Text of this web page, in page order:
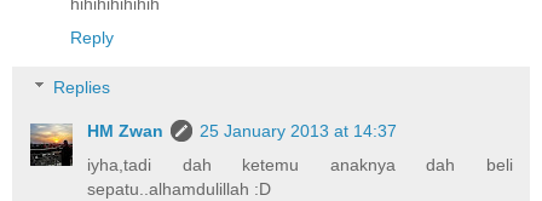
Reply
Replies
HM Zwan
25 January 2013 at 14:37
iyha,tadi dah ketemu anaknya dah beli
sepatu..alhamdulillah :D